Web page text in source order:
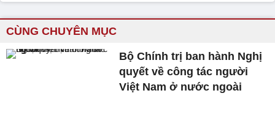
CÙNG CHUYÊN MỤC
Bộ Chính trị ban hành Nghị
quyết về công tác người
Việt Nam ở nước ngoài